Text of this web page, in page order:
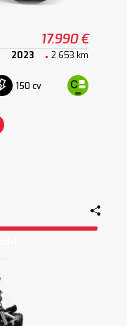
17.990 €
2023 2.653 km
150 cv